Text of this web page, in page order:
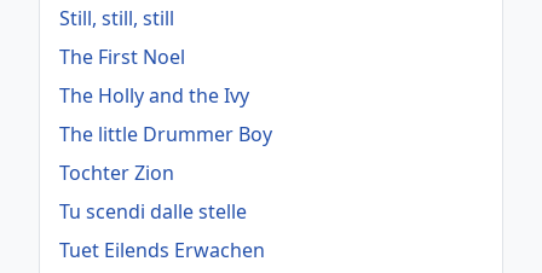
Still, still, still
The First Noel
The Holly and the Ivy
The little Drummer Boy
Tochter Zion
Tu scendi dalle stelle
Tuet Eilends Erwachen